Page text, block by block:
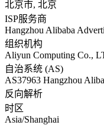
北京市, 北京
ISP服务商
Hangzhou Alibaba
组织机构
Aliyun Computing Co.,
自治系统 (AS)
AS37963 Hangzhou
反向解析
时区
Asia/Shanghai